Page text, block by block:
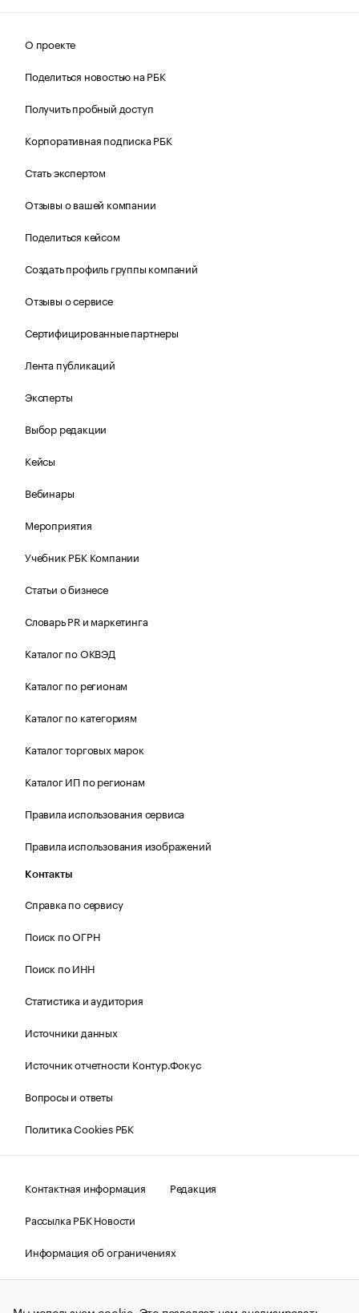
О проекте
Поделиться новостью на РБК
Получить пробный доступ
Корпоративная подписка РБК
Стать экспертом
Отзывы о вашей компании
Поделиться кейсом
Создать профиль группы компаний
Отзывы о сервисе
Сертифицированные партнеры
Лента публикаций
Эксперты
Выбор редакции
Кейсы
Вебинары
Мероприятия
Учебник РБК Компании
Статьи о бизнесе
Словарь PR и маркетинга
Каталог по ОКВЭД
Каталог по регионам
Каталог по категориям
Каталог торговых марок
Каталог ИП по регионам
Правила использования сервиса
Правила использования изображений
Контакты
Справка по сервису
Поиск по ОГРН
Поиск по ИНН
Статистика и аудитория
Источники данных
Источник отчетности Контур.Фокус
Вопросы и ответы
Политика Cookies РБК
Контактная информация
Редакция
Рассылка РБК Новости
Информация об ограничениях
Правовая информация
О соблюдении авторских прав